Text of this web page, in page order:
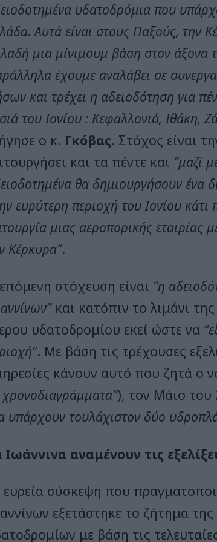
υδατοδρόμια που
Αυτά είναι στους Παξούς, την
μια μίνιμουμ βάση στον άξονα
έχουμε αναλάβει σε
και τρέχει η αδειοδότηση για
του Ιονίου : Κεφαλλονιά, Ιθάκη,
ο κ. Γκόβας. Στόχος είναι
και τα πέντε και “μαζί
θα δημιουργήσουν ένα
ευρύτερη περιοχή του Ιονίου
μιας αεροπορικής
Κέρκυρα”.
στόχευση είναι “η
και κατόπιν το λιμάνι
υδατοδρομίου εκεί ώστε να
. Με βάση τις τρέχουσες
κάνουν αυτό που ζητά ο
χρονοδιαγράμματα”), τον Μάιο του
υπάρχουν τουλάχιστον δύο
Ιωάννινα αναμένουν τις
ευρεία σύσκεψη που
εξετάστηκε το ζήτημα
με βάση τις